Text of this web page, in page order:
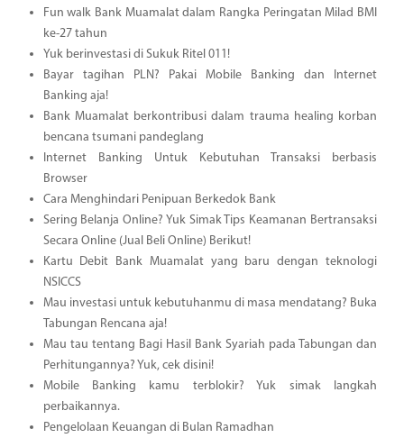
Fun walk Bank Muamalat dalam Rangka Peringatan Milad BMI
ke-27 tahun
Yuk berinvestasi di Sukuk Ritel 011!
Bayar tagihan PLN? Pakai Mobile Banking dan Internet
Banking aja!
Bank Muamalat berkontribusi dalam trauma healing korban
bencana tsumani pandeglang
Internet Banking Untuk Kebutuhan Transaksi berbasis
Browser
Cara Menghindari Penipuan Berkedok Bank
Sering Belanja Online? Yuk Simak Tips Keamanan Bertransaksi
Secara Online (Jual Beli Online) Berikut!
Kartu Debit Bank Muamalat yang baru dengan teknologi
NSICCS
Mau investasi untuk kebutuhanmu di masa mendatang? Buka
Tabungan Rencana aja!
Mau tau tentang Bagi Hasil Bank Syariah pada Tabungan dan
Perhitungannya? Yuk, cek disini!
Mobile Banking kamu terblokir? Yuk simak langkah
perbaikannya.
Pengelolaan Keuangan di Bulan Ramadhan